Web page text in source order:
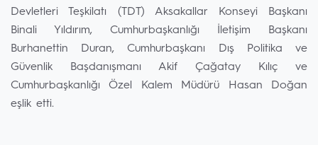
Devletleri Teşkilatı (TDT) Aksakallar Konseyi Başkanı
Binali Yıldırım, Cumhurbaşkanlığı İletişim Başkanı
Burhanettin Duran, Cumhurbaşkanı Dış Politika ve
Güvenlik Başdanışmanı Akif Çağatay Kılıç ve
Cumhurbaşkanlığı Özel Kalem Müdürü Hasan Doğan
eşlik etti.